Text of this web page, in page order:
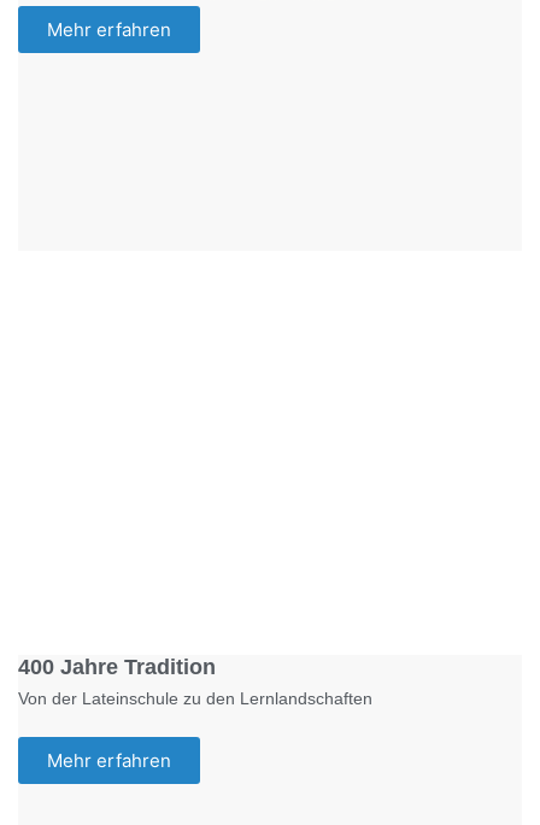
Mehr erfahren
400 Jahre Tradition
Von der Lateinschule zu den Lernlandschaften
Mehr erfahren